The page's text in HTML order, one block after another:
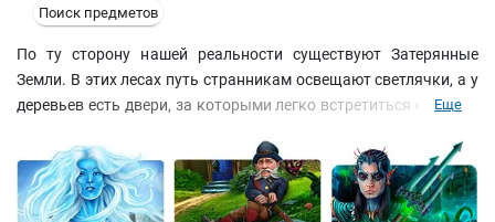
Поиск предметов
По ту сторону нашей реальности существуют Затерянные
Земли. В этих лесах путь странникам освещают светлячки, а у
деревьев есть двери, за которыми легко встретиться с каким-
сердобольным гномом. Отправляйтесь туда, чтобы избавить
волшебный мир от зла и отыскать мальчика, попавшего в сети
Темного Владыки. Вас ждут головоломки, мини-игры и
Еще